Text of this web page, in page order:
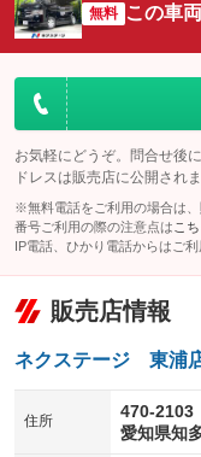
リフトアップ
：装備なし
ダウンヒルアシストコ
パワーウィンドウ
：装備あり
USB入力端子
：装備なし
100V電源
：装備なし
：装備なし
レンタカーアップ
：装備なし
電動格納ミラー
：装備あり
ビジュアル：-／DVD
：装備あり
：装備なし
革シート
：装備なし
キーレス
：装備あり
：装備なし
バックカメラ
：装備あり
エアロ
ローダウン
：装備なし
パワーシート
：装備なし
ベンチシート
：装備なし
チップアップシート
無料 この車
お気軽にどうぞ。問合せ後
ドレスは販売店に公開されま
※無料電話をご利用の場合は
番号ご利用の際の注意点は こ
IP電話、ひかり電話からはご利
販売店情報
ネクステージ 東浦
住所
470-2103
愛知県知